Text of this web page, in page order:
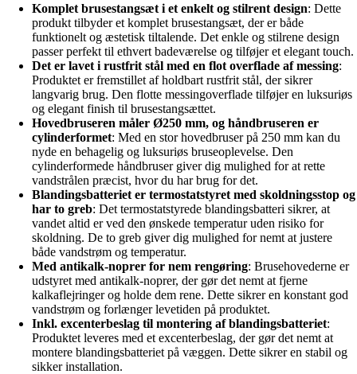
Komplet brusestangsæt i et enkelt og stilrent design: Dette
produkt tilbyder et komplet brusestangsæt, der er både
funktionelt og æstetisk tiltalende. Det enkle og stilrene design
passer perfekt til ethvert badeværelse og tilføjer et elegant touch.
Det er lavet i rustfrit stål med en flot overflade af messing:
Produktet er fremstillet af holdbart rustfrit stål, der sikrer
langvarig brug. Den flotte messingoverflade tilføjer en luksuriøs
og elegant finish til brusestangsættet.
Hovedbruseren måler Ø250 mm, og håndbruseren er
cylinderformet: Med en stor hovedbruser på 250 mm kan du
nyde en behagelig og luksuriøs bruseoplevelse. Den
cylinderformede håndbruser giver dig mulighed for at rette
vandstrålen præcist, hvor du har brug for det.
Blandingsbatteriet er termostatstyret med skoldningsstop og
har to greb: Det termostatstyrede blandingsbatteri sikrer, at
vandet altid er ved den ønskede temperatur uden risiko for
skoldning. De to greb giver dig mulighed for nemt at justere
både vandstrøm og temperatur.
Med antikalk-noprer for nem rengøring: Brusehovederne er
udstyret med antikalk-noprer, der gør det nemt at fjerne
kalkaflejringer og holde dem rene. Dette sikrer en konstant god
vandstrøm og forlænger levetiden på produktet.
Inkl. excenterbeslag til montering af blandingsbatteriet:
Produktet leveres med et excenterbeslag, der gør det nemt at
montere blandingsbatteriet på væggen. Dette sikrer en stabil og
sikker installation.